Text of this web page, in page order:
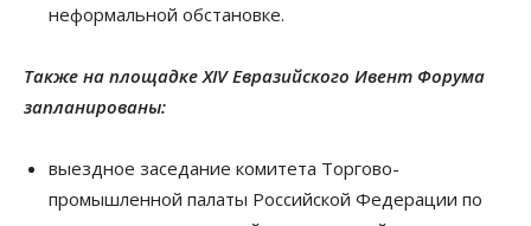
неформальной обстановке.
Также на площадке XIV Евразийского Ивент Форума
запланированы:
выездное заседание комитета Торгово-
промышленной палаты Российской Федерации по